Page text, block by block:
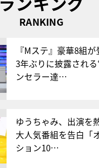
RANKING
『Mステ』豪華8組
3年ぶりに披露される
ンセラー達…
ゆうちゃみ、出演を
大人気番組を告白「
ション10…